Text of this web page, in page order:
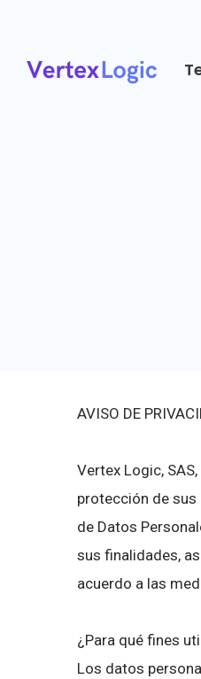
AVISO DE
Vertex Logic,
protección de sus
de Datos
sus finalidades,
acuerdo a las
¿Para qué fines
Los datos